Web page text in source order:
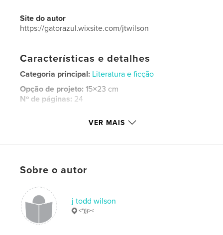
Site do autor
https://gatorazul.wixsite.com/jtwilson
Características e detalhes
Categoria principal: Literatura e ficção
Opção de projeto:15×23 cm
Nº de páginas: 24
VER MAIS
Sobre o autor
j todd wilson
<")))><